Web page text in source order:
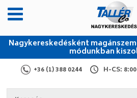
Nagykereskedésként
módunkban
+36 (1) 388 0244 H-CS: